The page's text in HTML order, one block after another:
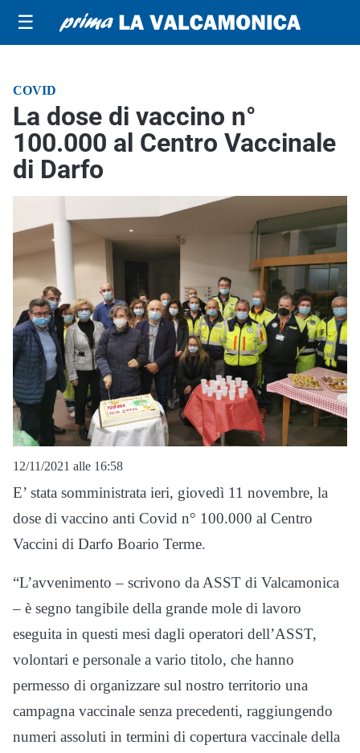
☰
COVID
La dose di vaccino n°
100.000 al Centro Vaccinale
di Darfo
12/11/2021 alle 16:58
E’ stata somministrata ieri, giovedì 11 novembre, la
dose di vaccino anti Covid n° 100.000 al Centro
Vaccini di Darfo Boario Terme.
“L’avvenimento – scrivono da ASST di Valcamonica
– è segno tangibile della grande mole di lavoro
eseguita in questi mesi dagli operatori dell’ASST,
volontari e personale a vario titolo, che hanno
permesso di organizzare sul nostro territorio una
campagna vaccinale senza precedenti, raggiungendo
numeri assoluti in termini di copertura vaccinale della